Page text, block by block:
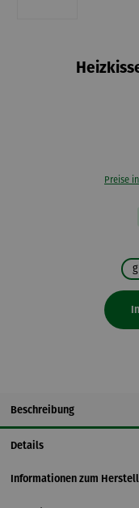
Preise
Beschreibung
Details
Informationen zum